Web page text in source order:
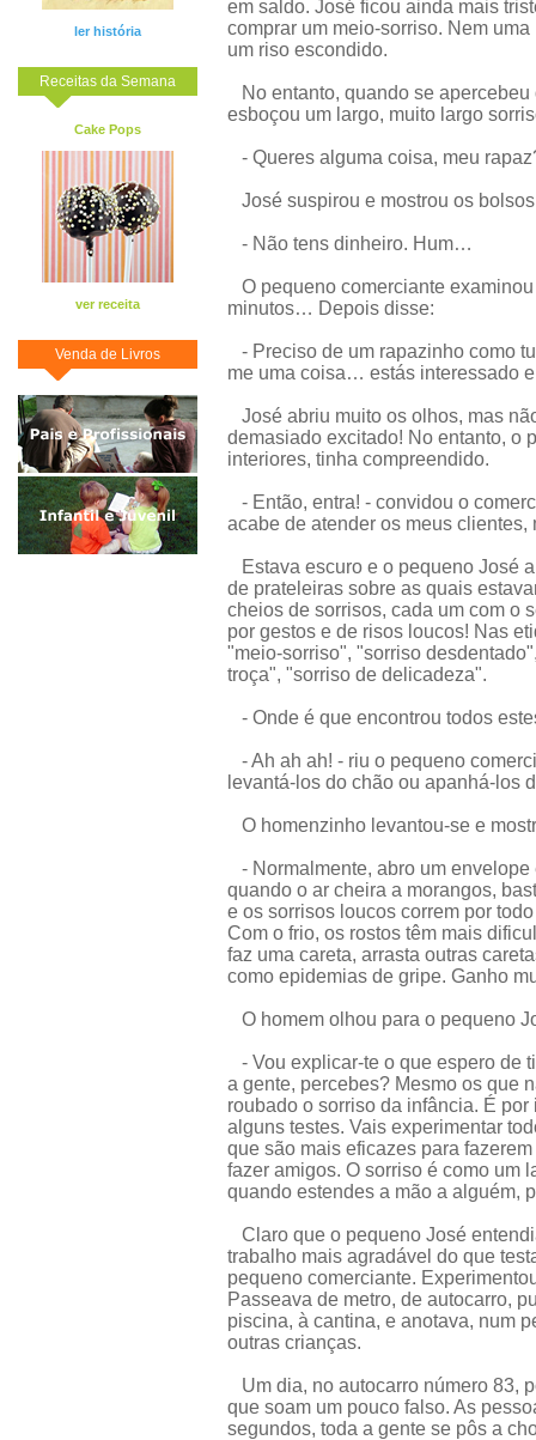
ler história
Receitas da Semana
Cake Pops
ver receita
Venda de Livros
em saldo. José ficou ainda mais
comprar um meio-sorriso. Nem
um riso escondido.
No entanto, quando se
esboçou um largo, muito largo
- Queres alguma coisa, meu
José suspirou e mostrou os
- Não tens dinheiro. Hum…
O pequeno comerciante
minutos… Depois disse:
- Preciso de um rapazinho como
me uma coisa… estás interessado
José abriu muito os olhos, mas
demasiado excitado! No entanto, o
interiores, tinha compreendido.
- Então, entra! - convidou o
acabe de atender os meus
Estava escuro e o pequeno José
de prateleiras sobre as quais
cheios de sorrisos, cada um com o
por gestos e de risos loucos! Nas
"meio-sorriso", "sorriso
troça", "sorriso de delicadeza".
- Onde é que encontrou todos
- Ah ah ah! - riu o pequeno
levantá-los do chão ou apanhá-los
O homenzinho levantou-se e
- Normalmente, abro um
quando o ar cheira a morangos,
e os sorrisos loucos correm por
Com o frio, os rostos têm mais
faz uma careta, arrasta outras
como epidemias de gripe. Ganho
O homem olhou para o pequeno
- Vou explicar-te o que espero de
a gente, percebes? Mesmo os que
roubado o sorriso da infância. É
alguns testes. Vais experimentar
que são mais eficazes para
fazer amigos. O sorriso é como um
quando estendes a mão a alguém,
Claro que o pequeno José
trabalho mais agradável do que
pequeno comerciante.
Passeava de metro, de autocarro,
piscina, à cantina, e anotava, num
outras crianças.
Um dia, no autocarro número 83,
que soam um pouco falso. As
segundos, toda a gente se pôs a